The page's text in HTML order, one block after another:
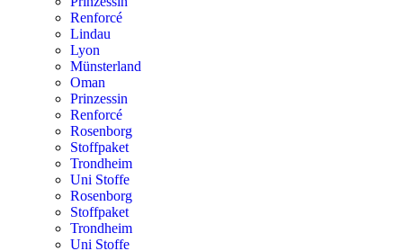
Renforcé
Lindau
Lyon
Münsterland
Oman
Prinzessin
Renforcé
Rosenborg
Stoffpaket
Trondheim
Uni Stoffe
Rosenborg
Stoffpaket
Trondheim
Uni Stoffe